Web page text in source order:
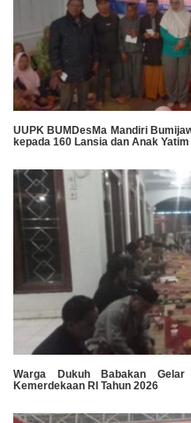
UUPK BUMDesMa Mandiri
kepada 160 Lansia dan Anak Yatim
Warga Dukuh Babakan
Kemerdekaan RI Tahun 2026